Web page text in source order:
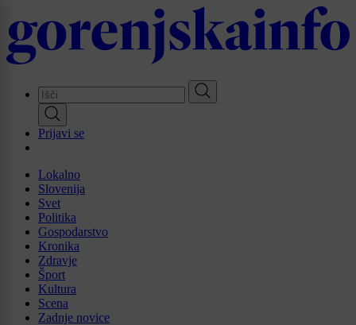
to
main
content
Prijavi se
Lokalno
Slovenija
Svet
Politika
Gospodarstvo
Kronika
Zdravje
Šport
Kultura
Scena
Zadnje novice